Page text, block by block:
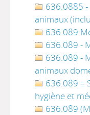
636.0885
animaux
636.089
636.089 -
636.089 -
animaux
636.089 –
hygiène et
636.089